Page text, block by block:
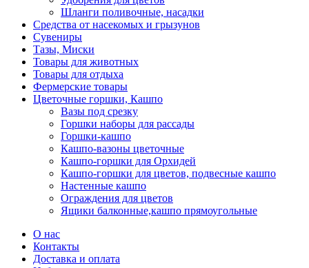
Шланги поливочные, насадки
Средства от насекомых и грызунов
Сувениры
Тазы, Миски
Товары для животных
Товары для отдыха
Фермерские товары
Цветочные горшки, Кашпо
Вазы под срезку
Горшки наборы для рассады
Горшки-кашпо
Кашпо-вазоны цветочные
Кашпо-горшки для Орхидей
Кашпо-горшки для цветов, подвесные кашпо
Настенные кашпо
Ограждения для цветов
Ящики балконные,кашпо прямоугольные
О нас
Контакты
Доставка и оплата